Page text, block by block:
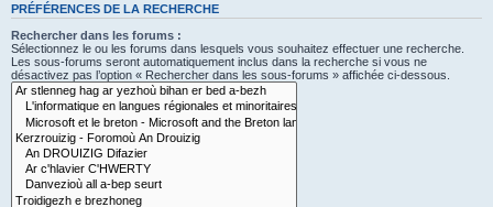
PRÉFÉRENCES DE LA RECHERCHE
Rechercher dans les forums :
Sélectionnez le ou les forums dans lesquels vous souhaitez effectuer une recherche.
Les sous-forums seront automatiquement inclus dans la recherche si vous ne
désactivez pas l’option « Rechercher dans les sous-forums » affichée ci-dessous.